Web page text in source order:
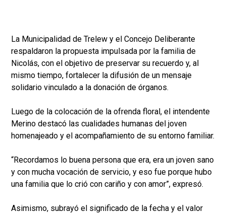
La Municipalidad de Trelew y el Concejo Deliberante
respaldaron la propuesta impulsada por la familia de
Nicolás, con el objetivo de preservar su recuerdo y, al
mismo tiempo, fortalecer la difusión de un mensaje
solidario vinculado a la donación de órganos.
Luego de la colocación de la ofrenda floral, el intendente
Merino destacó las cualidades humanas del joven
homenajeado y el acompañamiento de su entorno familiar.
“Recordamos lo buena persona que era, era un joven sano
y con mucha vocación de servicio, y eso fue porque hubo
una familia que lo crió con cariño y con amor”, expresó.
Asimismo, subrayó el significado de la fecha y el valor